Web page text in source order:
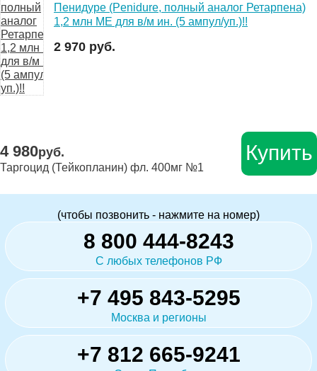
Пенидуре (Penidure, полный аналог Ретарпена)
1,2 млн МЕ для в/м ин. (5 ампул/уп.)!!
2 970 руб.
4 980руб.
Таргоцид (Тейкопланин) фл. 400мг №1
Купить
(чтобы позвонить - нажмите на номер)
8 800 444-8243
С любых телефонов РФ
+7 495 843-5295
Москва и регионы
+7 812 665-9241